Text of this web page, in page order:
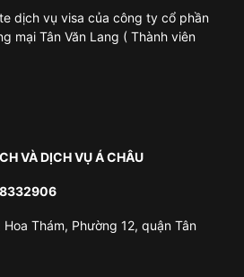
dịch vụ visa của công ty cổ phần
mại Tân Văn Lang ( Thành viên
VÀ DỊCH VỤ Á CHÂU
Thám, Phường 12, quận Tân